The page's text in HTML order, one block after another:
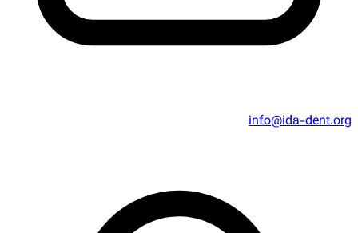
info@ida-dent.org